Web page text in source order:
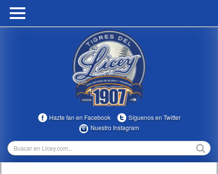
HOME
MULTIMEDIA
Hazte fan en Facebook
Síguenos en Twitter
Nuestro Instagram